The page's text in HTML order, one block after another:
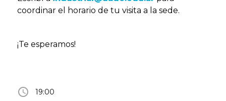
coordinar el horario de tu visita a la sede.
¡Te esperamos!
access_time 19:00